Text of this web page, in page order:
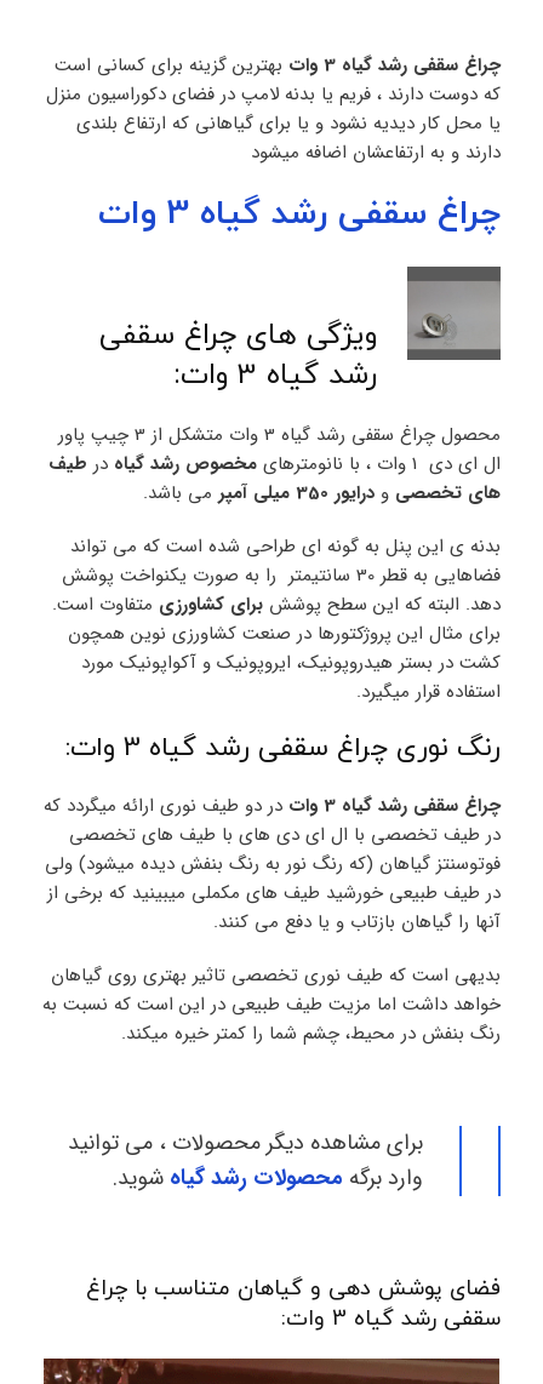
چراغ سقفی رشد گیاه 3 وات
بهترین گزینه برای کسانی است
که دوست دارند ، فریم یا بدنه لامپ در فضای دکوراسیون منزل
یا محل کار دیدیه نشود و یا برای گیاهانی که ارتفاع بلندی
دارند و به ارتفاعشان اضافه میشود
چراغ سقفی رشد گیاه 3 وات
ویژگی های چراغ سقفی
رشد گیاه 3 وات:
محصول چراغ سقفی رشد گیاه 3 وات متشکل از 3 چیپ پاور
ال ای دی 1 وات ، با نانومترهای
مخصوص رشد گیاه در طیف
های تخصصی و درایور 350 میلی آمپر
می باشد.
بدنه ی این پنل به گونه ای طراحی شده است که می تواند
فضاهایی به قطر 30 سانتیمتر را به صورت یکنواخت پوشش
دهد. البته که این سطح پوشش برای کشاورزی متفاوت است.
برای مثال این پروژکتورها در صنعت کشاورزی نوین همچون
کشت در بستر هیدروپونیک، ایروپونیک و آکواپونیک مورد
استفاده قرار میگیرد.
رنگ نوری چراغ سقفی رشد گیاه 3 وات:
چراغ سقفی رشد گیاه 3 وات
در دو طیف نوری ارائه میگردد که
در طیف تخصصی با ال ای دی های با طیف های تخصصی
فوتوسنتز گیاهان (که رنگ نور به رنگ بنفش دیده میشود) ولی
در طیف طبیعی خورشید طیف های مکملی میبینید که برخی از
آنها را گیاهان بازتاب و یا دفع می کنند.
بدیهی است که طیف نوری تخصصی تاثیر بهتری روی گیاهان
خواهد داشت اما مزیت طیف طبیعی در این است که نسبت به
رنگ بنفش در محیط، چشم شما را کمتر خیره میکند.
برای مشاهده دیگر محصولات ، می توانید
وارد برگه محصولات رشد گیاه شوید.
فضای پوشش دهی و گیاهان متناسب با چراغ
سقفی رشد گیاه 3 وات: